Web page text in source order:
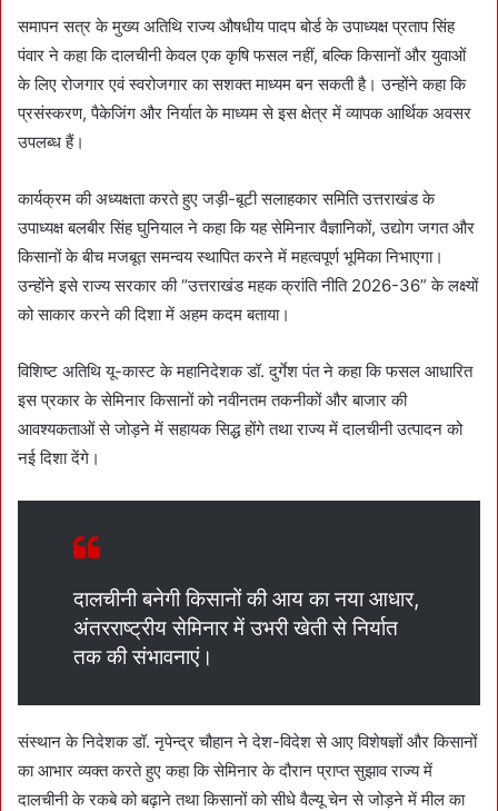
समापन सत्र के मुख्य अतिथि राज्य औषधीय पादप बोर्ड के उपाध्यक्ष प्रताप सिंह
पंवार ने कहा कि दालचीनी केवल एक कृषि फसल नहीं, बल्कि किसानों और युवाओं
के लिए रोजगार एवं स्वरोजगार का सशक्त माध्यम बन सकती है। उन्होंने कहा कि
प्रसंस्करण, पैकेजिंग और निर्यात के माध्यम से इस क्षेत्र में व्यापक आर्थिक अवसर
उपलब्ध हैं।
कार्यक्रम की अध्यक्षता करते हुए जड़ी-बूटी सलाहकार समिति उत्तराखंड के
उपाध्यक्ष बलबीर सिंह घुनियाल ने कहा कि यह सेमिनार वैज्ञानिकों, उद्योग जगत और
किसानों के बीच मजबूत समन्वय स्थापित करने में महत्वपूर्ण भूमिका निभाएगा।
उन्होंने इसे राज्य सरकार की “उत्तराखंड महक क्रांति नीति 2026-36” के लक्ष्यों
को साकार करने की दिशा में अहम कदम बताया।
विशिष्ट अतिथि यू-कास्ट के महानिदेशक डॉ. दुर्गेश पंत ने कहा कि फसल आधारित
इस प्रकार के सेमिनार किसानों को नवीनतम तकनीकों और बाजार की
आवश्यकताओं से जोड़ने में सहायक सिद्ध होंगे तथा राज्य में दालचीनी उत्पादन को
नई दिशा देंगे।
दालचीनी बनेगी किसानों की आय का नया आधार,
अंतरराष्ट्रीय सेमिनार में उभरी खेती से निर्यात
तक की संभावनाएं।
संस्थान के निदेशक डॉ. नृपेन्द्र चौहान ने देश-विदेश से आए विशेषज्ञों और किसानों
का आभार व्यक्त करते हुए कहा कि सेमिनार के दौरान प्राप्त सुझाव राज्य में
दालचीनी के रकबे को बढ़ाने तथा किसानों को सीधे वैल्यू चेन से जोड़ने में मील का